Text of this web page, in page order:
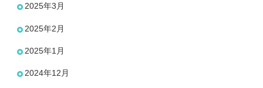
2025年3月
2025年2月
2025年1月
2024年12月